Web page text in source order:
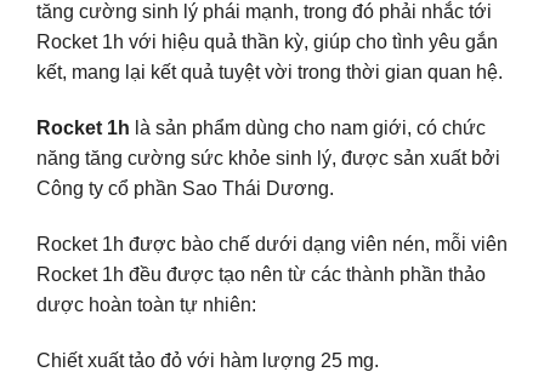
tăng cường sinh lý phái mạnh, trong đó phải nhắc tới
Rocket 1h với hiệu quả thần kỳ, giúp cho tình yêu gắn
kết, mang lại kết quả tuyệt vời trong thời gian quan hệ.
Rocket 1h là sản phẩm dùng cho nam giới, có chức
năng tăng cường sức khỏe sinh lý, được sản xuất bởi
Công ty cổ phần Sao Thái Dương.
Rocket 1h được bào chế dưới dạng viên nén, mỗi viên
Rocket 1h đều được tạo nên từ các thành phần thảo
dược hoàn toàn tự nhiên:
Chiết xuất tảo đỏ với hàm lượng 25 mg.